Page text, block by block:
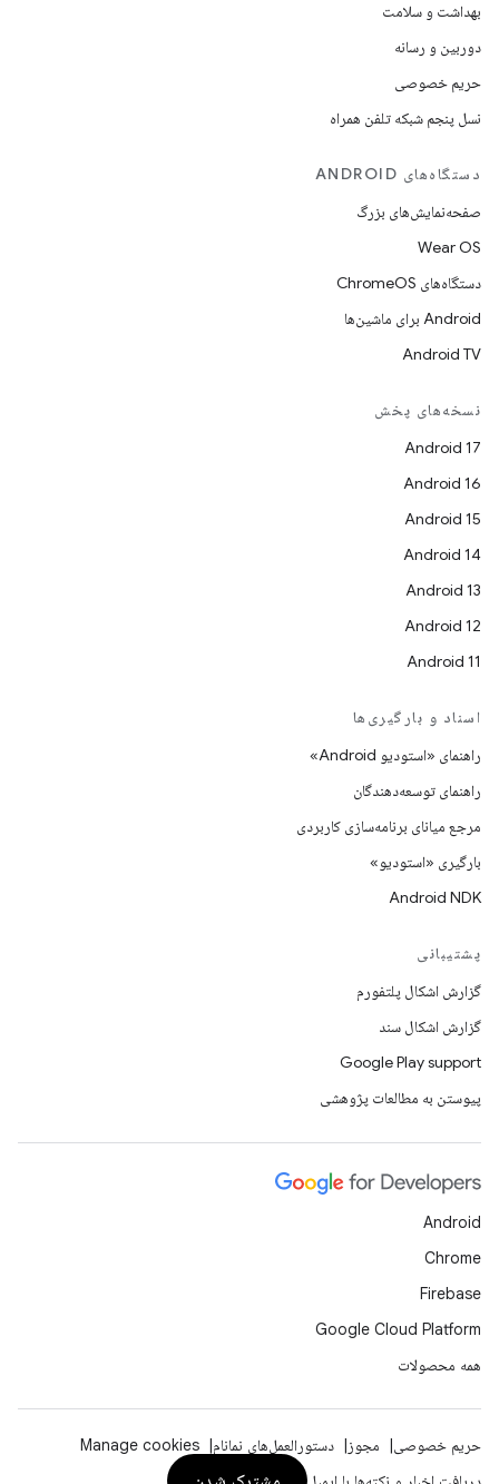
بهداشت و سلامت
دوربین و رسانه
حریم خصوصی
نسل پنجم شبکه تلفن همراه
دستگاه‌های ANDROID
صفحه‌نمایش‌های بزرگ
Wear OS
دستگاه‌های ChromeOS
Android برای ماشین‌ها
Android TV
نسخه‌های پخش
Android 17
Android 16
Android 15
Android 14
Android 13
Android 12
Android 11
اسناد و بارگیری‌ها
راهنمای «استودیو Android»
راهنمای توسعه‌دهندگان
مرجع میانای برنامه‌سازی کاربردی
بارگیری «استودیو»
Android NDK
پشتیبانی
گزارش اشکال پلتفورم
گزارش اشکال سند
Google Play support
پیوستن به مطالعات پژوهشی
Android
Chrome
Firebase
Google Cloud Platform
همه محصولات
حریم خصوصی مجوز دستورالعمل‌های نمانام
Manage cookies